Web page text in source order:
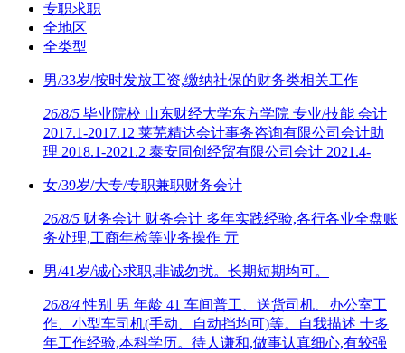
专职求职
全地区
全类型
男/33岁/按时发放工资,缴纳社保的财务类相关工作
26/8/5 毕业院校 山东财经大学东方学院 专业/技能 会计
2017.1-2017.12 莱芜精达会计事务咨询有限公司会计助
理 2018.1-2021.2 泰安同创经贸有限公司会计 2021.4-
女/39岁/大专/专职兼职财务会计
26/8/5 财务会计 财务会计 多年实践经验,各行各业全盘账
务处理,工商年检等业务操作 亓
男/41岁/诚心求职,非诚勿扰。长期短期均可。
26/8/4性别 男 年龄 41 车间普工、送货司机、办公室工
作、小型车司机(手动、自动挡均可)等。自我描述 十多
年工作经验,本科学历。待人谦和,做事认真细心,有较强